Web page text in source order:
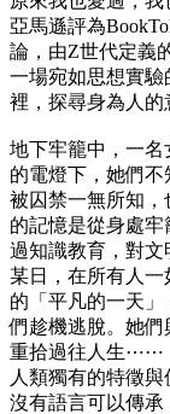
亞馬遜評為
論，由Z世代定義
一場宛如思想實
裡，探尋身為人的
地下牢籠中，一
的電燈下，她們
被囚禁一無所知
的記憶是從身處
過知識教育，對文
某日，在所有人一
的「平凡的一天
們趁機逃脫。她們
重拾過往人生⋯⋯
人類獨有的特徵
沒有語言可以傳承